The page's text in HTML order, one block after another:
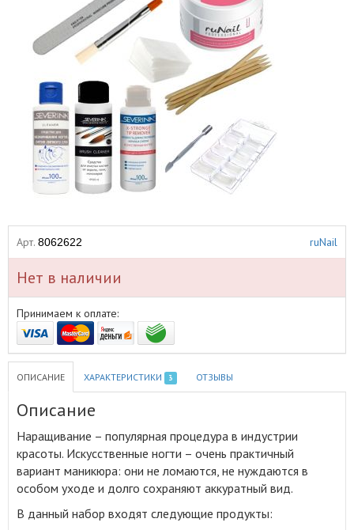
Арт. 8062622 ruNail
Нет в наличии
Принимаем к оплате:
ОПИСАНИЕ ХАРАКТЕРИСТИКИ 3 ОТЗЫВЫ
Описание
Наращивание – популярная процедура в индустрии
красоты. Искусственные ногти – очень практичный
вариант маникюра: они не ломаются, не нуждаются в
особом уходе и долго сохраняют аккуратный вид.
В данный набор входят следующие продукты: